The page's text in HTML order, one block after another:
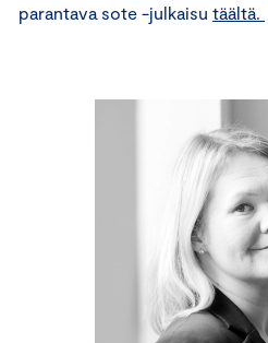
parantava sote -julkaisu täältä.